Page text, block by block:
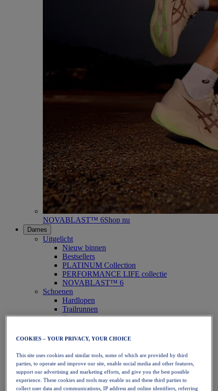
NOVABLAST™ 6Shop nu
Dames
Uitgelicht
Nieuw binnen
Bestsellers
PLATINUM Collection
PERFORMANCE LIFE collectie
NOVABLAST™ 6
Schoenen
Hardlopen
Trailrunnen
Tennis
Handbal
Netbal
SportStyle
Bovenkleding
Sport-bh's
Tanktops
COOKIES – YOUR PRIVACY, YOUR CHOICE
This site uses cookies and similar tools, some of which are provided by third
parties, to operate and improve our site, enable social media and other features,
support our advertising and marketing efforts, and give you the best possible
experience. These cookies and tools may enable us and these third parties to
collect user data and communications, IP address and online identifiers, referring